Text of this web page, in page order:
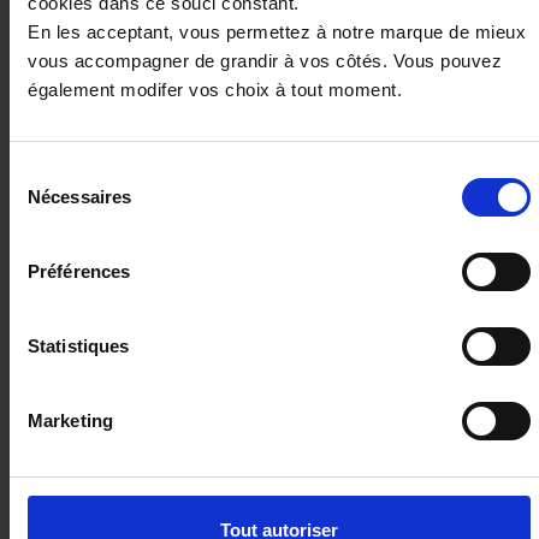
En les acceptant, vous permettez à notre marque de mieux
vous accompagner de grandir à vos côtés. Vous pouvez
également modifer vos choix à tout moment.
Nécessaires
Préférences
Statistiques
Marketing
Tout autoriser
CUPRA FORMENTOR
1.5 eTSI Hybrid 150ch V DSG7
14784 km - 2025 - Essence Hybride - Boîte
31 960€